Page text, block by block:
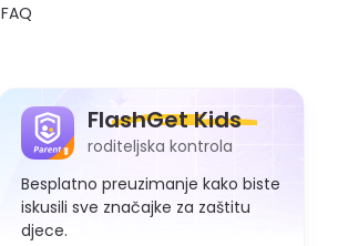
FAQ
FlashGet Kids
roditeljska kontrola
Besplatno preuzimanje kako biste
iskusili sve značajke za zaštitu
djece.